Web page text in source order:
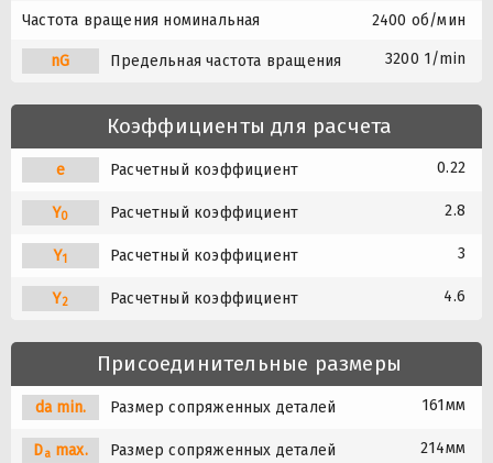
Частота вращения номинальная 2400 об/мин
nG Предельная частота вращения 3200 1/min
Коэффициенты для расчета
e Расчетный коэффициент 0.22
Y0 Расчетный коэффициент 2.8
Y1 Расчетный коэффициент 3
Y2 Расчетный коэффициент 4.6
Присоединительные размеры
da min. Размер сопряженных деталей 161мм
Damax. Размер сопряженных деталей 214мм